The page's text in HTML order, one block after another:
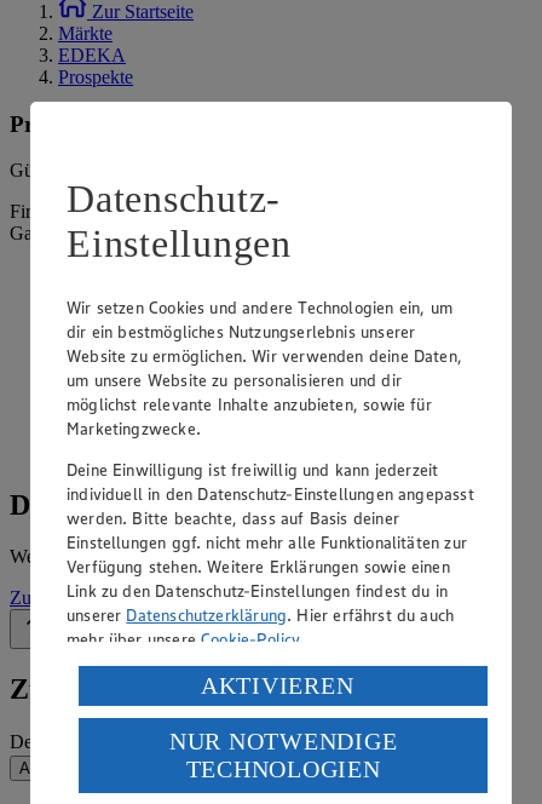
Zur Startseite
Märkte
EDEKA
Prospekte
Prospekte
Gültig vom
Firma: NK Südfilialen GmbH, Ingolstädter Straße 120, 85080
Gaimersheim
ansehen
Siehe dir die Angebote der Woche deines Marktes im
digitalen Blätterkatalog an.
Prospekt ExpressSued im Browser
Details zum Markt
Weitere Informationen – alles auf einem Blick.
Zur Marktseite
Zurück nach oben
Zum Newsletter anmelden
Deine E-Mail-Adresse (Pflichtfeld)
Absenden
Datenschutz-
Einstellungen
Wir setzen Cookies und andere Technologien ein, um
dir ein bestmögliches Nutzungserlebnis unserer
Website zu ermöglichen. Wir verwenden deine Daten,
um unsere Website zu personalisieren und dir
möglichst relevante Inhalte anzubieten, sowie für
Marketingzwecke.
Deine Einwilligung ist freiwillig und kann jederzeit
individuell in den Datenschutz-Einstellungen angepasst
werden. Bitte beachte, dass auf Basis deiner
Einstellungen ggf. nicht mehr alle Funktionalitäten zur
Verfügung stehen. Weitere Erklärungen sowie einen
Link zu den Datenschutz-Einstellungen findest du in
unserer Datenschutzerklärung. Hier erfährst du auch
mehr über unsereCookie-Policy.
Verarbeitung deiner personenbezogenen Daten in den
USA durch Facebook und YouTube:
Wenn du auf „Aktivieren“ klickst, willigst du im Sinne
des Art. 49 Abs. 1 Satz 1 lit. a) DSGVO ein, dass deine
Daten in den USA verarbeitet werden. Der EuGH sieht
AKTIVIEREN
NUR NOTWENDIGE
TECHNOLOGIEN